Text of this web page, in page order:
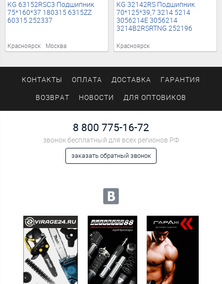
KG 63152RSC3 Подшипник
75*160*37 180315 6315ZZ
60315 252337
Красноярск Москва
KG 32142RS Подшипник
70*125*39,7 3214 5214
3056214E 3056214
3214B2RSRTNG 252196
Красноярск
КОНТАКТЫ ОПЛАТА ДОСТАВКА ГАРАНТИЯ
ВОЗВРАТ НОВОСТИ ДЛЯ ОПТОВИКОВ
8 800 775-16-72
звонок бесплатный для всех регионов РФ
заказать обратный звонок